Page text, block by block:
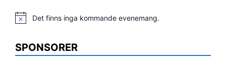
Notis Det finns inga kommande evenemang.
SPONSORER